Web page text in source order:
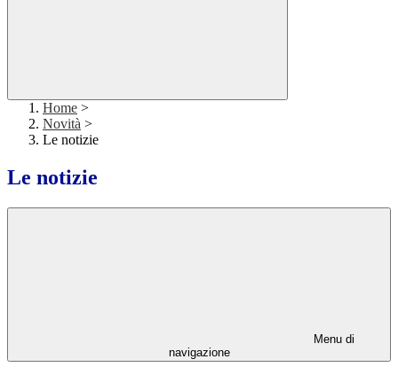
Home >
Novità >
Le notizie
Le notizie
Menu di
navigazione